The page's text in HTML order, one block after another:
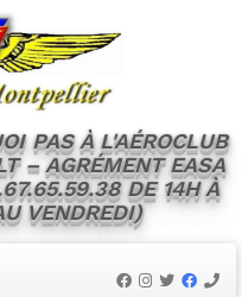
PAS À L'AÉROCLUB
– AGRÉMENT EASA
DE 14H À
VENDREDI)